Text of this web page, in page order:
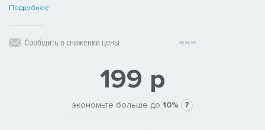
Подробнее
Сообщить о снижении цены
199 р
экономьте больше до 10% ?